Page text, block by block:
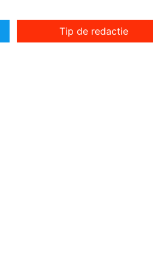
Tip de redactie